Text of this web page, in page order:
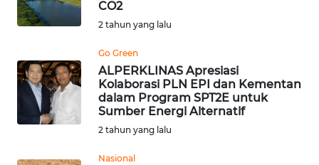
CO2
2 tahun yang lalu
Go Green
ALPERKLINAS Apresiasi
Kolaborasi PLN EPI dan Kementan
dalam Program SPT2E untuk
Sumber Energi Alternatif
2 tahun yang lalu
Nasional
WN
WN
SULSEL